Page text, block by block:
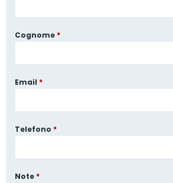
Cognome *
Email *
Telefono *
Note *